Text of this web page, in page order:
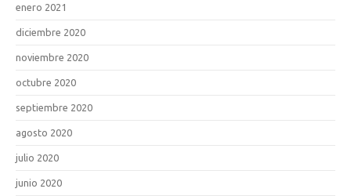
enero 2021
diciembre 2020
noviembre 2020
octubre 2020
septiembre 2020
agosto 2020
julio 2020
junio 2020